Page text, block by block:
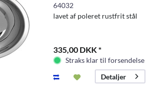
64032
lavet af poleret rustfrit stål
335,00 DKK *
Straks klar til forsendelse
Detaljer